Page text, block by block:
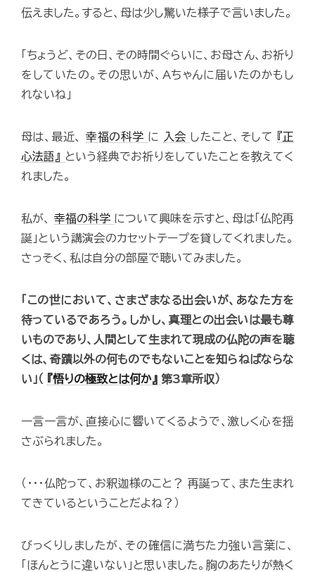
伝えました。すると、母は少し驚いた様子で言いました。
「ちょうど、その日、その時間ぐらいに、お母さん、お祈り
をしていたの。その思いが、Aちゃんに届いたのかもし
れないね」
母は、最近、幸福の科学 に 入会 したこと、そして
『正
心法語』 という経典でお祈りをしていたことを教えてく
れました。
私が、 幸福の科学 について興味を示すと、母は「仏陀再
誕」という講演会のカセットテープを貸してくれました。
さっそく、私は自分の部屋で聴いてみました。
「この世において、さまざまなる出会いが、あなた方を
待っているであろう。しかし、真理との出会いは最も尊
いものであり、人間として生まれて現成の仏陀の声を聴
くは、奇蹟以外の何ものでもないことを知らねばならな
い」（ 『悟りの極致とは何か』 第3章所収）
一言一言が、直接心に響いてくるようで、激しく心を揺
さぶられました。
（･･･仏陀って、お釈迦様のこと？ 再誕って、また生まれ
てきているということだよね？）
びっくりしましたが、その確信に満ちた力強い言葉に、
「ほんとうに違いない」と思いました。胸のあたりが熱く